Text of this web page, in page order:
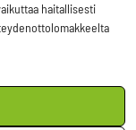
haitallisesti